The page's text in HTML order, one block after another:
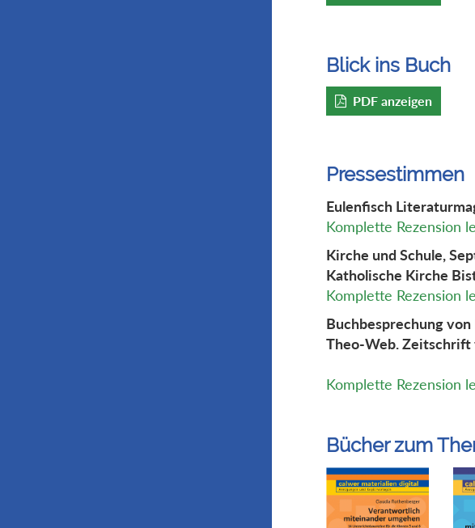
Blick ins Buch
PDF anzeigen
Pressestimmen
Eulenfisch
Komplette Rezension
Kirche und Schule,
Katholische Kirche
Komplette Rezension
Buchbesprechung
Theo-Web. Zeitschrift
Komplette Rezension
Bücher zum